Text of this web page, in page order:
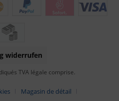
widerrufen
TVA légale comprise.
Magasin de détail